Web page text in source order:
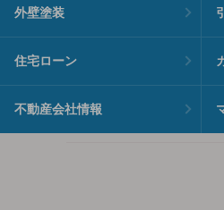
外壁塗装
住宅ローン
不動産会社情報